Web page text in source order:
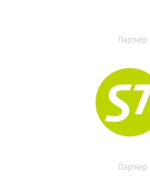
Партнер
Партнер